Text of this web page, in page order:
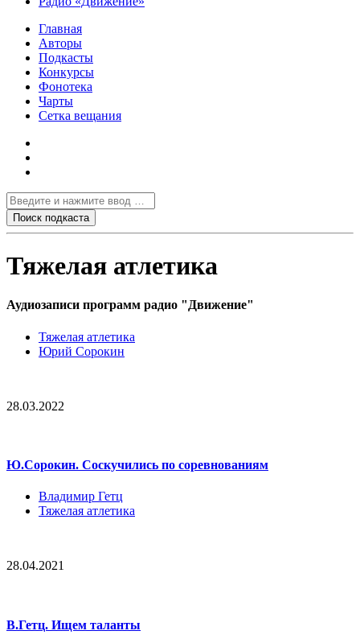
Главная
Авторы
Подкасты
Конкурсы
Фонотека
Чарты
Сетка вещания
Тяжелая атлетика
Аудиозаписи программ радио "Движение"
Тяжелая атлетика
Юрий Сорокин
28.03.2022
Ю.Сорокин. Соскучились по соревнованиям
Владимир Гетц
Тяжелая атлетика
28.04.2021
В.Гетц. Ищем таланты